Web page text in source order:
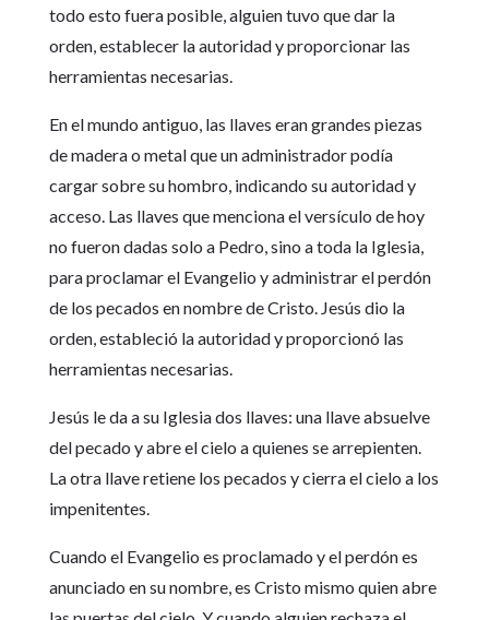
todo esto fuera posible, alguien tuvo que dar la
orden, establecer la autoridad y proporcionar las
herramientas necesarias.
En el mundo antiguo, las llaves eran grandes piezas
de madera o metal que un administrador podía
cargar sobre su hombro, indicando su autoridad y
acceso. Las llaves que menciona el versículo de hoy
no fueron dadas solo a Pedro, sino a toda la Iglesia,
para proclamar el Evangelio y administrar el perdón
de los pecados en nombre de Cristo. Jesús dio la
orden, estableció la autoridad y proporcionó las
herramientas necesarias.
Jesús le da a su Iglesia dos llaves: una llave absuelve
del pecado y abre el cielo a quienes se arrepienten.
La otra llave retiene los pecados y cierra el cielo a los
impenitentes.
Cuando el Evangelio es proclamado y el perdón es
anunciado en su nombre, es Cristo mismo quien abre